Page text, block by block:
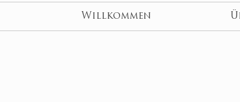
Willkommen